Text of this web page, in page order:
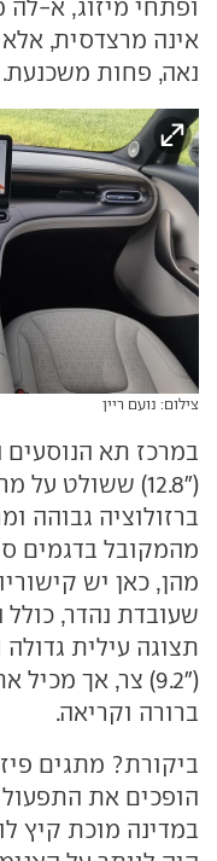
ופתחי מיזוג, א-
אינה מרצדסית,
נאה, פחות
צילום: נועם ריין
במרכז תא הנוסעים
("12.8) ששולט
ברזולוציה גבוהה
מהמקובל בדגמים
מהן, כאן יש
שעובדת נהדר, כולל
תצוגה עילית גדולה
("9.2) צר, אך
ברורה וקריאה.
ביקורת? מתגים
הופכים את התפעול
במדינה מוכת קיץ